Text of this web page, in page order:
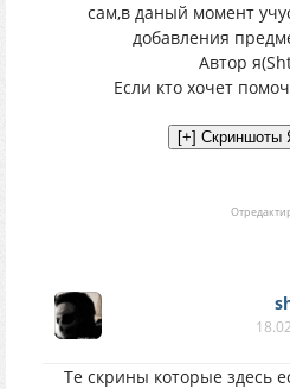
сам,в даный момент
добавления
Автор
Если кто хочет
Те скрины которые здесь